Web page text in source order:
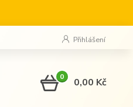
Přihlášení
0 0,00 Kč